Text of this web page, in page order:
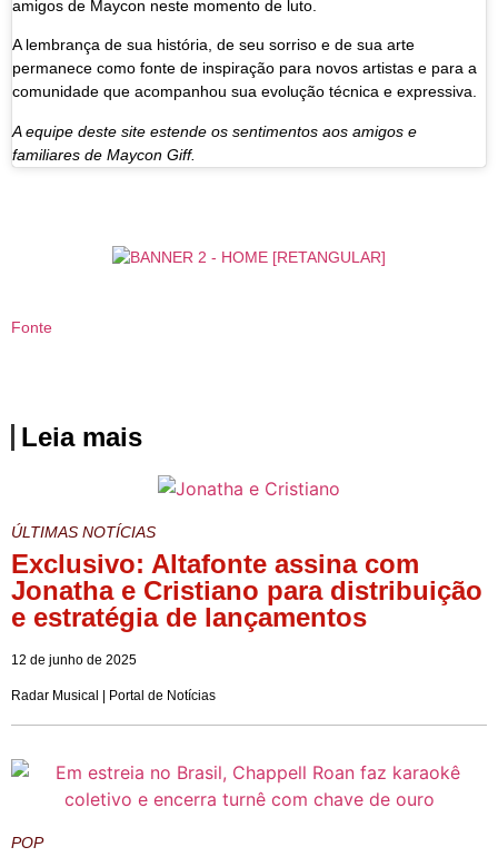
amigos de Maycon neste momento de luto.
A lembrança de sua história, de seu sorriso e de sua arte
permanece como fonte de inspiração para novos artistas e para a
comunidade que acompanhou sua evolução técnica e expressiva.
A equipe deste site estende os sentimentos aos amigos e
familiares de Maycon Giff.
Fonte
Leia mais
ÚLTIMAS NOTÍCIAS
Exclusivo: Altafonte assina com
Jonatha e Cristiano para distribuição
e estratégia de lançamentos
12 de junho de 2025
Radar Musical | Portal de Notícias
POP